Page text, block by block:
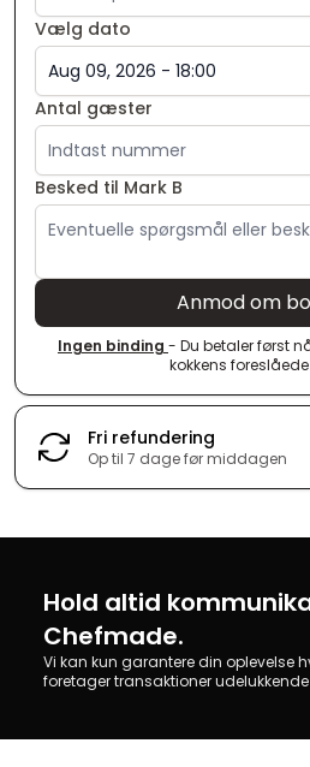
Vælg dato
Antal gæster
Besked til Mark B
Anmod om
Ingen binding - Du betaler først
kokkens
Fri refundering
Op til 7 dage før middagen
Hold altid
Chefmade.
Vi kan kun garantere din oplevelse
foretager transaktioner